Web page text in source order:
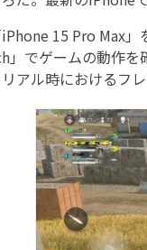
15 Pro Max」
」でゲームの動作
アル時におけるフ